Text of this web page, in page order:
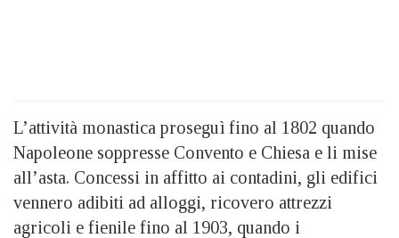
L’attività monastica proseguì fino al 1802 quando
Napoleone soppresse Convento e Chiesa e li mise
all’asta. Concessi in affitto ai contadini, gli edifici
vennero adibiti ad alloggi, ricovero attrezzi
agricoli e fienile fino al 1903, quando i